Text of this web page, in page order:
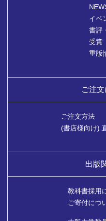
イベ
書評
受賞
重版
ご注
ご注文方法
(書店様向け)
出版
教科書採用
ご寄付につ